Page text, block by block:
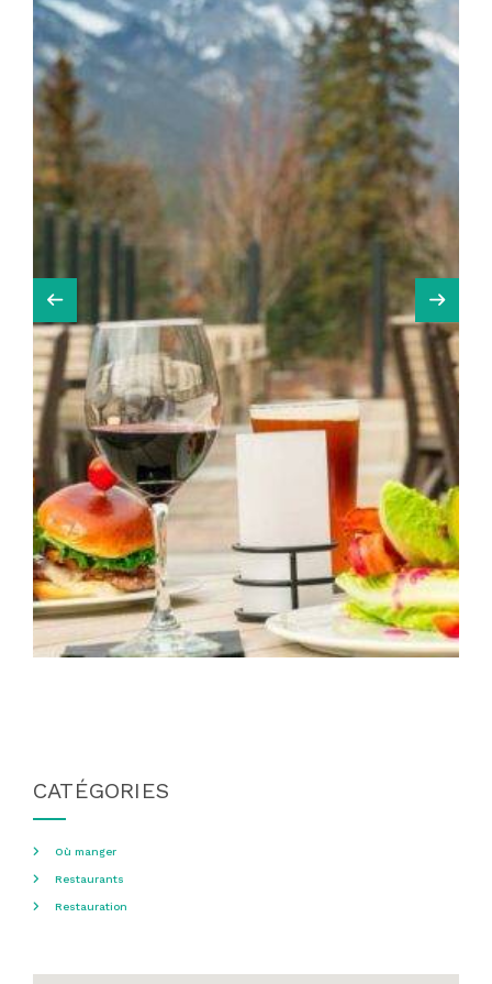
CATÉGORIES
Où manger
Restaurants
Restauration